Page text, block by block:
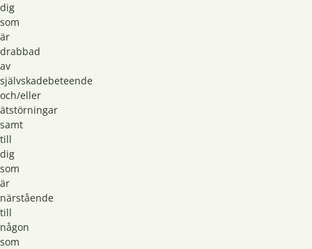
dig
som
är
drabbad
av
självskadebeteende
och/eller
ätstörningar
samt
till
dig
som
är
närstående
till
någon
som